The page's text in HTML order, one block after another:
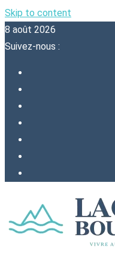
Skip to content
8 août 2026
Suivez-nous :